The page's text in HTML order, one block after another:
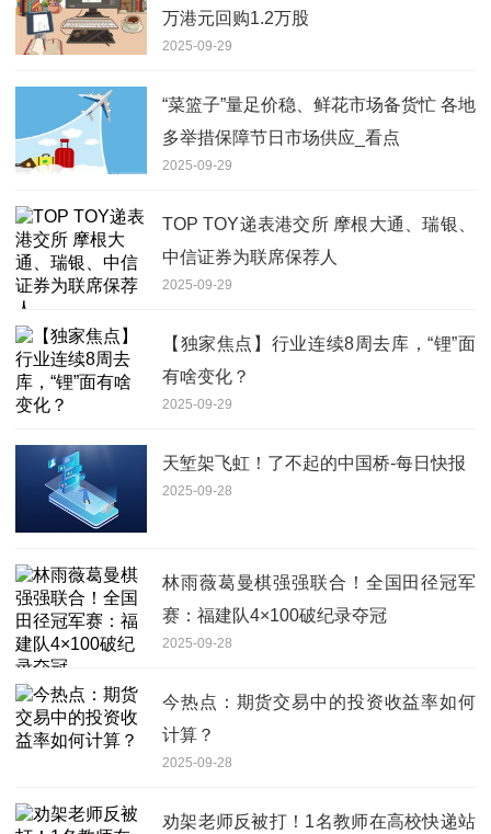
万港元回购1.2万股
2025-09-29
“菜篮子”量足价稳、鲜花市场备货忙 各地
多举措保障节日市场供应_看点
2025-09-29
TOP TOY递表港交所 摩根大通、瑞银、
中信证券为联席保荐人
2025-09-29
【独家焦点】行业连续8周去库，“锂”面
有啥变化？
2025-09-29
天堑架飞虹！了不起的中国桥-每日快报
2025-09-28
林雨薇葛曼棋强强联合！全国田径冠军
赛：福建队4×100破纪录夺冠
2025-09-28
今热点：期货交易中的投资收益率如何
计算？
2025-09-28
劝架老师反被打！1名教师在高校快递站